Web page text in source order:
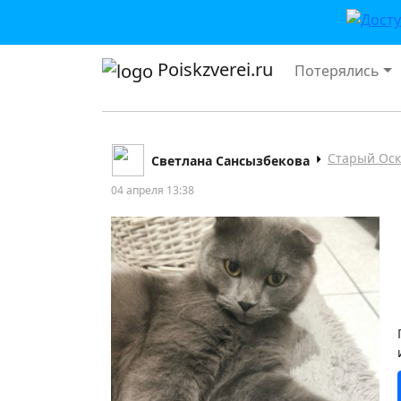
Poiskzverei.ru Потерялись
Светлана Сансызбекова Старый
04 апреля 13:38